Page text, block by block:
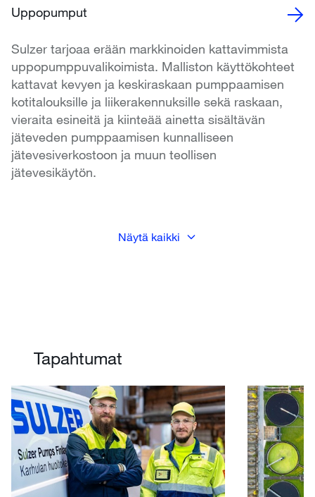
Uppopumput
Sulzer tarjoaa erään markkinoiden kattavimmista
uppopumppuvalikoimista. Malliston käyttökohteet
kattavat kevyen ja keskiraskaan pumppaamisen
kotitalouksille ja liikerakennuksille sekä raskaan,
vieraita esineitä ja kiinteää ainetta sisältävän
jäteveden pumppaamisen kunnalliseen
jätevesiverkostoon ja muun teollisen
jätevesikäytön.
Näytä kaikki
Tapahtumat